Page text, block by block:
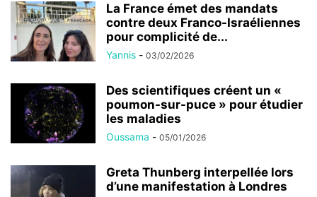
La France émet des mandats
contre deux Franco-Israéliennes
pour complicité de...
Yannis - 03/02/2026
Des scientifiques créent un «
poumon-sur-puce » pour étudier
les maladies
Oussama - 05/01/2026
Greta Thunberg interpellée lors
d’une manifestation à Londres